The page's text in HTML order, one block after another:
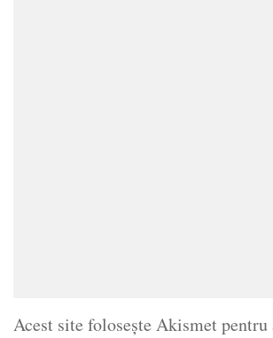
Acest site folosește Akismet pentru